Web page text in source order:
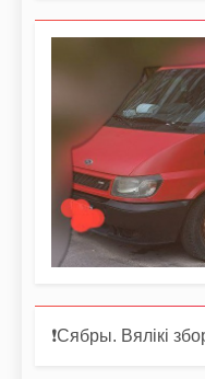
❗️Сябры. Вялікі